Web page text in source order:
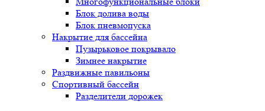
Блок долива воды
Блок пневмопуска
Накрытие для бассейна
Пузырьковое покрывало
Зимнее накрытие
Раздвижные павильоны
Спортивный бассейн
Разделители дорожек